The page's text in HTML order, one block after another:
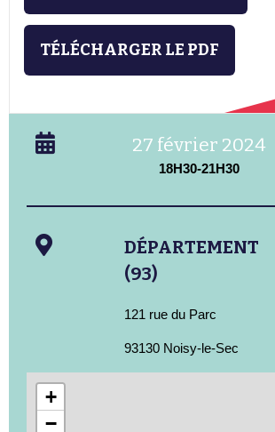
TÉLÉCHARGER LE PDF
27 février 2024
18H30-21H30
DÉPARTEMENT
(93)
121 rue du Parc
93130 Noisy-le-Sec
+
−